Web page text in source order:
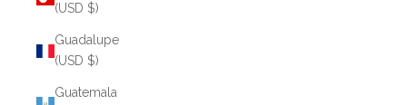
(USD $)
Guadalupe
(USD $)
Guatemala